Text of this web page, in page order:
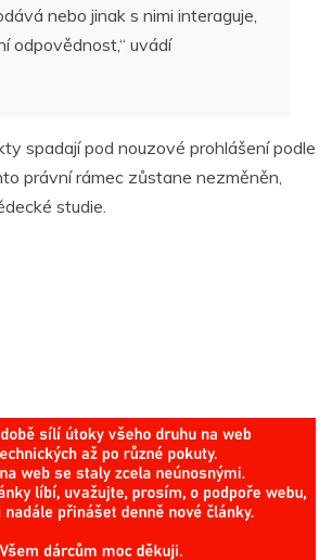
nebo jinak s nimi interaguje,
odpovědnost,“ uvádí
spadají pod nouzové prohlášení podle
právní rámec zůstane nezměněn,
studie.